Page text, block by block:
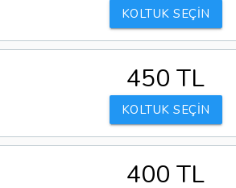
KOLTUK SEÇİN
450 TL
KOLTUK SEÇİN
400 TL